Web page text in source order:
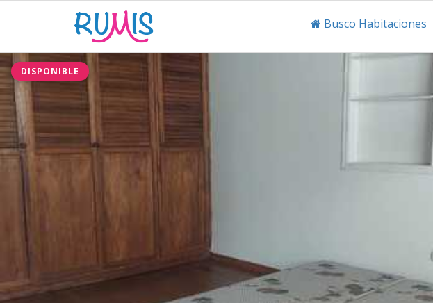
Busco Habitaciones
DISPONIBLE